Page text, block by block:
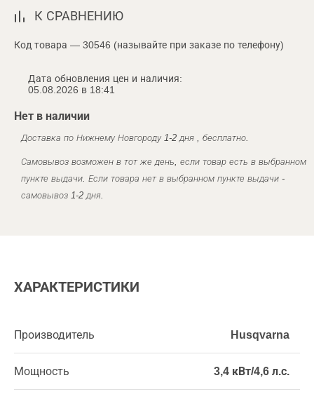
К СРАВНЕНИЮ
Код товара — 30546 (называйте при заказе по телефону)
Дата обновления цен и наличия:
05.08.2026 в 18:41
Нет в наличии
Доставка по Нижнему Новгороду 1-2 дня , бесплатно.
Самовывоз возможен в тот же день, если товар есть в выбранном
пункте выдачи. Если товара нет в выбранном пункте выдачи -
самовывоз 1-2 дня.
ХАРАКТЕРИСТИКИ
Производитель Husqvarna
Мощность 3,4 кВт/4,6 л.с.